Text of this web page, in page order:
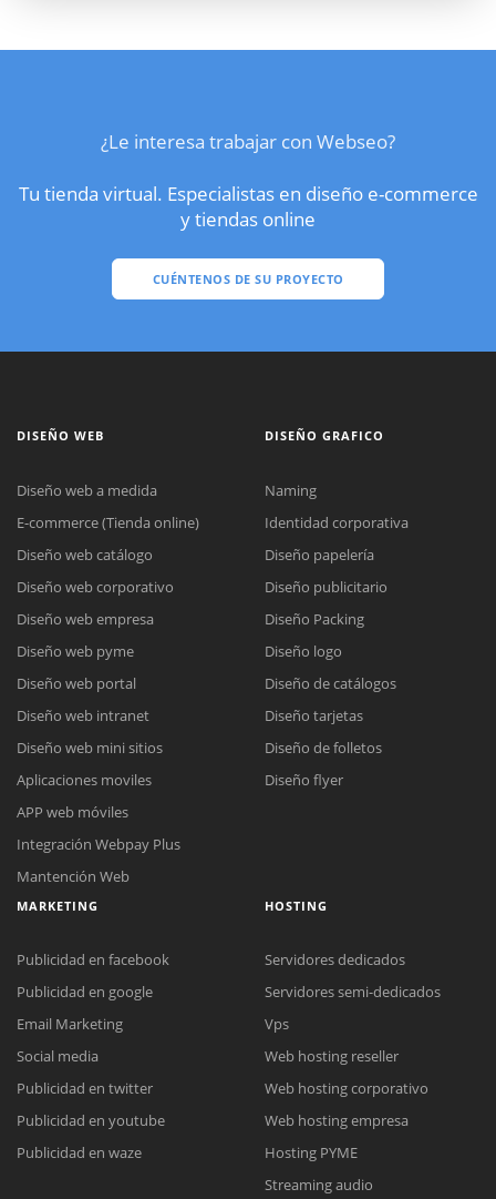
¿Le interesa trabajar con Webseo?
Tu tienda virtual. Especialistas en diseño e-commerce
y tiendas online
CUÉNTENOS DE SU PROYECTO
Reunión online
Meet para la reunión online.
Cotización
Chat Online
Todos nuestros ejecutivos están fuera de línea. Complete el formulario
DISEÑO WEB
Diseño web a medida
E-commerce (Tienda online)
Diseño web catálogo
Diseño web corporativo
Diseño web empresa
Diseño web pyme
Diseño web portal
Diseño web intranet
Diseño web mini sitios
Aplicaciones moviles
APP web móviles
Integración Webpay Plus
Mantención Web
DISEÑO GRAFICO
Naming
Identidad corporativa
Diseño papelería
Diseño publicitario
Diseño Packing
Diseño logo
Diseño de catálogos
Diseño tarjetas
Diseño de folletos
Diseño flyer
MARKETING
Publicidad en facebook
Publicidad en google
Email Marketing
Social media
Publicidad en twitter
Publicidad en youtube
Publicidad en waze
HOSTING
Servidores dedicados
Servidores semi-dedicados
Vps
Web hosting reseller
Web hosting corporativo
Web hosting empresa
Hosting PYME
Streaming audio